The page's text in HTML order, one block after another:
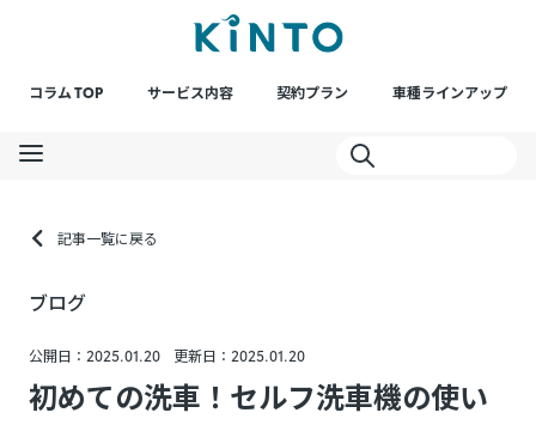
コラム TOP サービス内容 契約プラン 車種ラインアップ
記事一覧に戻る
ブログ
公開日：2025.01.20 更新日：2025.01.20
初めての洗車！セルフ洗車機の使い